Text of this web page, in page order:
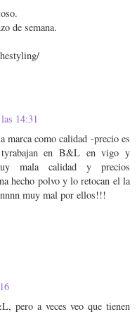
de semana.
14:31
marca como calidad -precio es
tyrabajan en B&L en vigo y
mala calidad y precios
hecho polvo y lo retocan el la
muy mal por ellos!!!
pero a veces veo que tienen